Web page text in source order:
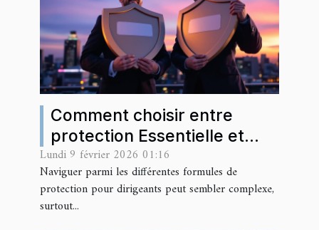
Comment choisir entre
protection Essentielle et
Intégrale pour les dirigeants
?
Lundi 9 février 2026 01:16
Naviguer parmi les différentes formules de
protection pour dirigeants peut sembler complexe,
surtout...